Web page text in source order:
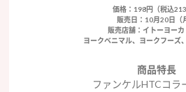
価格：198円（税込213
販売日：10月20日（
販売店舗：イトーヨーカ
ヨークベニマル、ヨークフーズ
商品特長
ファンケルHTCコラ